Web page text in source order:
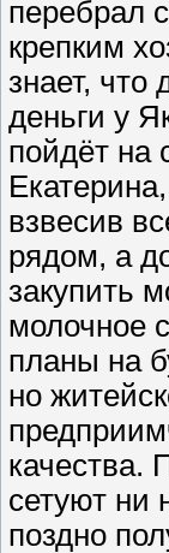
перебрал
крепким
знает,
деньги у
пойдёт на
взвесив
рядом, а
закупить
молочное
планы на
но
качества.
сетуют ни
поздно